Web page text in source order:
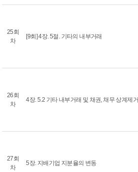
25회
차
[9회] 4장. 5절. 기타의 내부거래
26회
차
4장. 5.2 기타 내부거래 및 채권, 채무 상계제거
27회
차
5장. 지배기업 지분율의 변동